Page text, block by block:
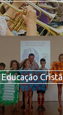
Educação Cristã